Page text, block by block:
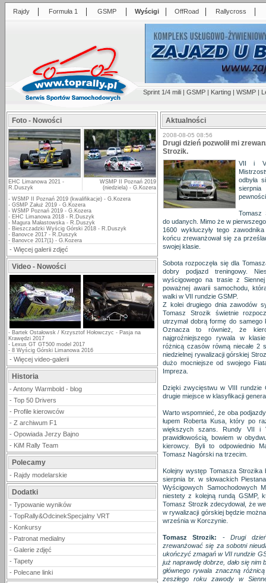
Rajdy | Formuła 1 | GSMP | Wyścigi | OffRoad | Rallycross |
Sprint 1/4 mili | GSMP | Karting | WSMP |
Foto - Nowości
EHC Limanowa 2021 -
R.Duszyk
WSMP II Poznań 2019
(niedziela) - G.Kozera
- WSMP II Poznań 2019 (kwalifikacje) - G.Kozera
- GSMP Załuż 2019 - G.Kozera
- WSMP Poznań 2019 - G.Kozera
- EHC Limanowa 2018 - R.Duszyk
- Magura Małastowska - R.Duszyk
- Bieszczadzki Wyścig Górski 2018 - R.Duszyk
- Banovce 2017 - R.Duszyk
- Banovce 2017(1) - G.Kozera
- Więcej galerii zdjęć
Video - Nowości
- Bartek Ostałowsk / Krzysztof Hołowczyc - Pasja na
Krawędzi 2017
- Lexus GT GT500 model 2017
- 8 Wyścig Górski Limanowa 2016
- Więcej video-galerii
Historia
- Antony Warmbold - blog
- Top 50 Drivers
- Profile kierowców
- Z archiwum F1
- Opowiada Jerzy Bajno
- KiM Rally Team
Polecamy
- Rajdy modelarskie
Dodatki
- Typowanie wyników
- TopRally&OdcinekSpecjalny VRT
- Konkursy
- Patronat medialny
- Galerie zdjęć
- Tapety
- Polecane linki
Aktualności
2008-08-05 08:56
Drugi dzień pozwolił mi
Strozik.
VII i
odbyła
Tomasz
do udanych. Mimo że w
1600 wykluczyły tego
końcu zrewanżował się za
swojej klasie.
Sobota rozpoczęła się dla
dobry podjazd treningowy.
wyścigowego na trasie z
poważnej awarii samochodu,
walki w VII rundzie GSMP.
Z kolei drugiego dnia zawodów
Tomasz Strozik świetnie
utrzymał dobrą formę do
Oznacza to również, że
najgroźniejszego rywala w
różnicą czasów równą niecałe 2
niedzielnej rywalizacji górskiej
dużo mocniejsze od swojego
Impreza.
Dzięki zwycięstwu w VIII rundzie
drugie miejsce w klasyfikacji
Warto wspomnieć, że oba
łupem Roberta Kusa, który po
większych szans. Rundy VII i
prawidłowością, bowiem w
kierowcy. Byli to odpowiednio
Tomasz Nagórski na trzecim.
Kolejny występ Tomasza Strozika
sierpnia br. w słowackich
Wyścigowych Samochodowych
niestety z kolejną rundą GSMP,
Tomasz Strozik zdecydował, że
w rywalizacji górskiej będzie
września w Korczynie.
Tomasz Strozik: -Drugi
zrewanżować się za sobotni
ukończyć zmagań w VII rundzie
już naprawdę dobrze, dało się
głównego rywala znaczną
zeszłego roku zawody w